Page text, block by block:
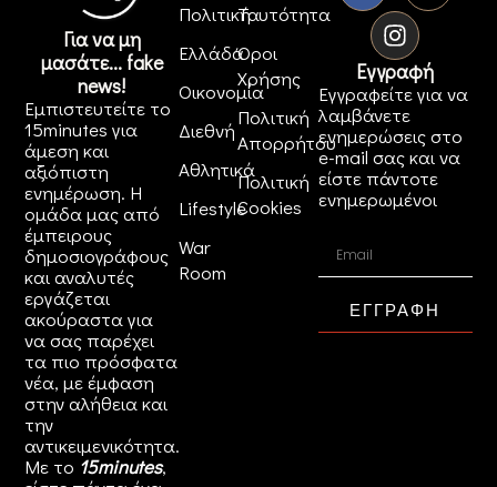
Για να μη
μασάτε... fake
news!
Εμπιστευτείτε το
15minutes για
άμεση και
αξιόπιστη
ενημέρωση. Η
ομάδα μας από
έμπειρους
δημοσιογράφους
και αναλυτές
εργάζεται
ακούραστα για
να σας παρέχει
τα πιο πρόσφατα
νέα, με έμφαση
στην αλήθεια και
την
αντικειμενικότητα.
Με το 15minutes,
Πολιτική
Ελλάδα
Οικονομία
Διεθνή
Αθλητικά
Lifestyle
War
Room
Ταυτότητα
Όροι
Χρήσης
Πολιτική
Απορρήτου
Πολιτική
Cookies
Εγγραφή
Εγγραφείτε για να
λαμβάνετε
ενημερώσεις στο
e-mail σας και να
είστε πάντοτε
ενημερωμένοι
ΕΓΓΡΑΦΗ